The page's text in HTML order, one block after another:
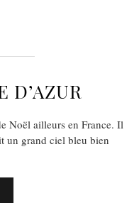
D’AZUR
Noël ailleurs en France. Il
un grand ciel bleu bien